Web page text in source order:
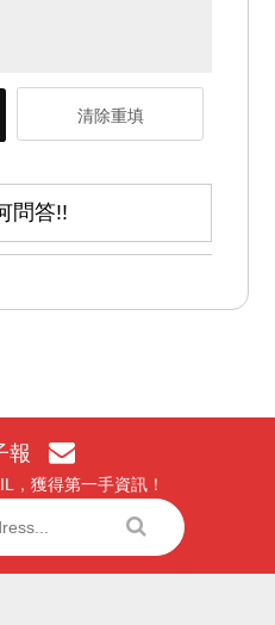
清除重填
問答!!
報
，獲得第一手資訊！